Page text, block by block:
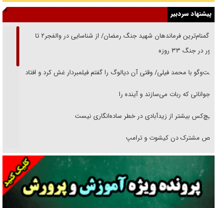
پیشنهاد سردبیر
از گمنام‌ترین فرماندهان شهید جنگ رمضان/ از شناسایی در والفجر۲ تا
حضور در جنگ ۳۳ روزه
گفت‌وگو با محمد فیلی/ وقتی آن دیالوگ را گفتم فیلمبردار غش کرد و افتاد
نوجوانانی که ربات می‌سازند و آینده را
هیچ‌کس بیشتر از زیدآبادی در خطر ساده‌انگاری نیست
رقص مشترک دن کیشوت و ترامپ
دنده دولت به واگذاری مسئله‌دار ایران‌خودرو/ خصوصی‌سازی یا انحصار؟
غریزه‌ی بقا و آقای باقی و رفقا
جراحی‌های زیبایی با مدرک فوق‌دیپلم! + گفت‌وگو با متهم